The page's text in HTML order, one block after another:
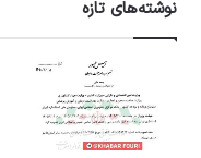
نوشته‌های تازه